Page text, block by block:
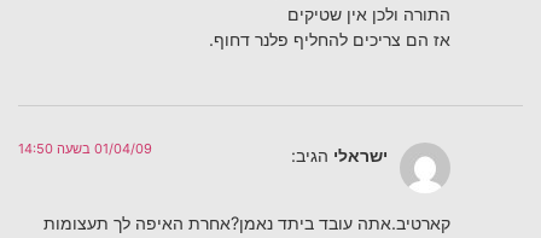
התורה ולכן אין שטיקים
אז הם צריכים להחליף פלנר דחוף.
ישראלי הגיב: 01/04/09 בשעה 14:50
קארטיב.אתה עובד ביתד נאמן?אחרת האיפה לך תעצומות